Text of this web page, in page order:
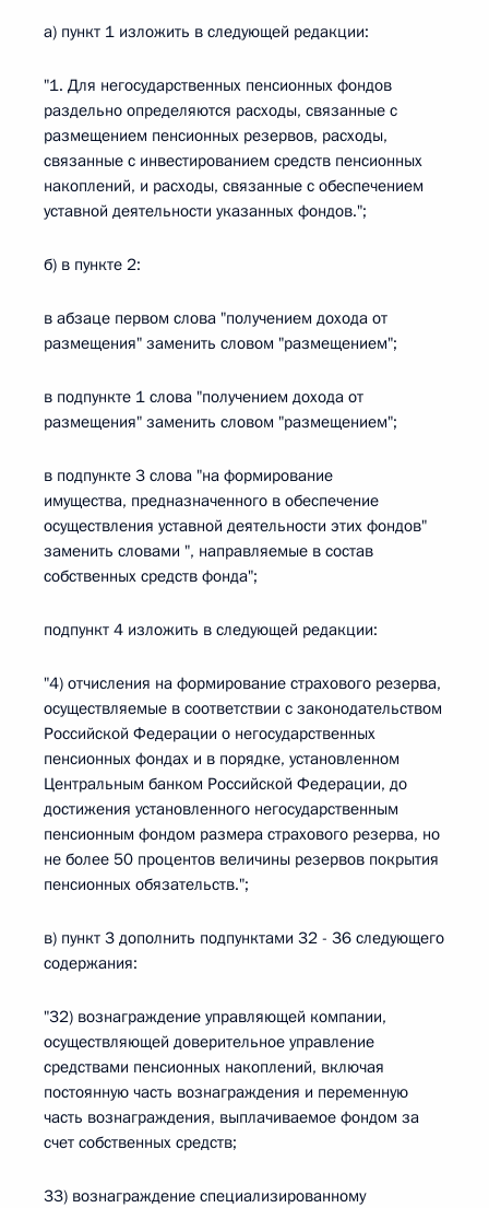
а) пункт 1 изложить в следующей редакции:
"1. Для негосударственных пенсионных фондов
раздельно определяются расходы, связанные с
размещением пенсионных резервов, расходы,
связанные с инвестированием средств пенсионных
накоплений, и расходы, связанные с обеспечением
уставной деятельности указанных фондов.";
б) в пункте 2:
в абзаце первом слова "получением дохода от
размещения" заменить словом "размещением";
в подпункте 1 слова "получением дохода от
размещения" заменить словом "размещением";
в подпункте 3 слова "на формирование
имущества, предназначенного в обеспечение
осуществления уставной деятельности этих фондов"
заменить словами ", направляемые в состав
собственных средств фонда";
подпункт 4 изложить в следующей редакции:
"4) отчисления на формирование страхового резерва,
осуществляемые в соответствии с законодательством
Российской Федерации о негосударственных
пенсионных фондах и в порядке, установленном
Центральным банком Российской Федерации, до
достижения установленного негосударственным
пенсионным фондом размера страхового резерва, но
не более 50 процентов величины резервов покрытия
пенсионных обязательств.";
в) пункт 3 дополнить подпунктами 32 - 36 следующего
содержания:
"32) вознаграждение управляющей компании,
осуществляющей доверительное управление
средствами пенсионных накоплений, включая
постоянную часть вознаграждения и переменную
часть вознаграждения, выплачиваемое фондом за
счет собственных средств;
33) вознаграждение специализированному